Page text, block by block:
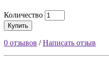
Количество
Купить
0 отзывов /Написать отзыв